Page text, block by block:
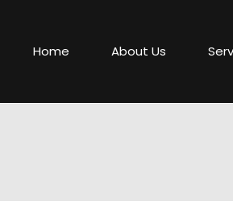
Home About Us